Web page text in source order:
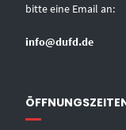
bitte eine Email an:
info@dufd.de